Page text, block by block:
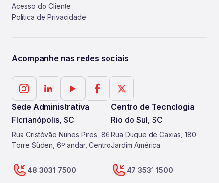
Acesso do Cliente
Política de Privacidade
Acompanhe nas redes sociais
Sede Administrativa
Florianópolis, SC
Rua Cristóvão Nunes Pires, 86
Torre Süden, 6º andar, Centro
48 3031 7500
Centro de Tecnologia
Rio do Sul, SC
Rua Duque de Caxias, 180
Jardim América
47 3531 1500